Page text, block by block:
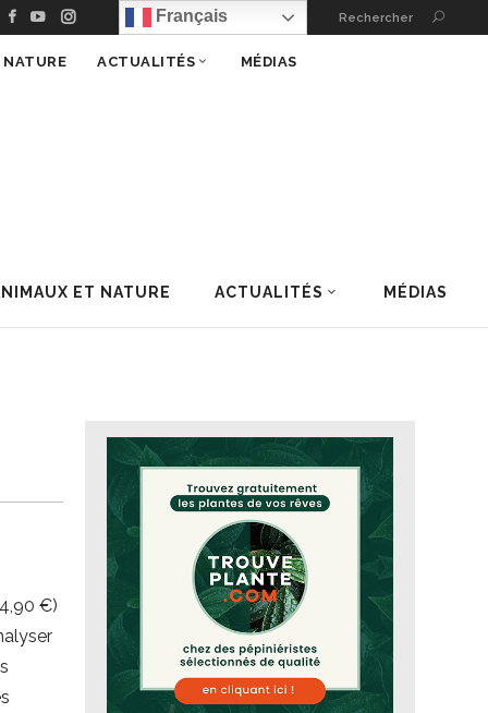
Français Rechercher
ET NATURE ACTUALITÉS MÉDIAS
ACTUALITÉS MÉDIAS
€)